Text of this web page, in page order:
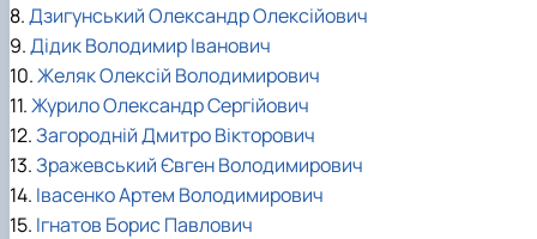
8.Дзигунський Олександр Олексійович
9.Дідик Володимир Іванович
10.Желяк Олексій Володимирович
11.Журило Олександр Сергійович
12.Загородній Дмитро Вікторович
13.Зражевський Євген Володимирович
14. Івасенко Артем Володимирович
15. Ігнатов Борис Павлович